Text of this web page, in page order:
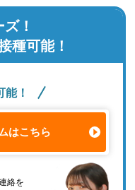
！
種可能！
能！
はこちら
絡を